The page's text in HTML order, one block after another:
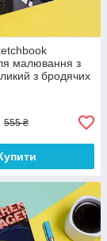
малювання з
з бродячих
555 ₴